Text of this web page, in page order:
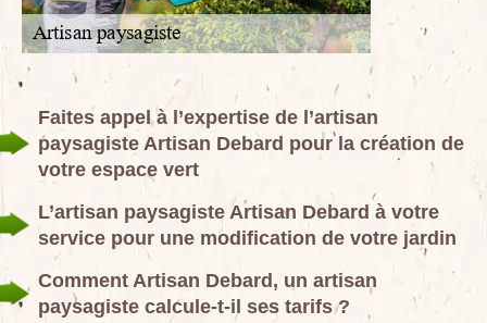
Faites appel à l’expertise de l’artisan
paysagiste Artisan Debard pour la création de
votre espace vert
L’artisan paysagiste Artisan Debard à votre
service pour une modification de votre jardin
Comment Artisan Debard, un artisan
paysagiste calcule-t-il ses tarifs ?